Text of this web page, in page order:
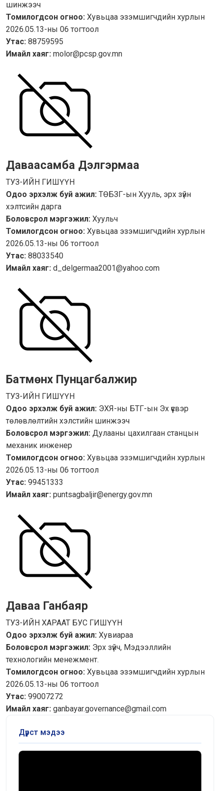
шинжээч
Томилогдсон огноо: Хувьцаа эзэмшигчдийн хурлын
2026.05.13-ны 06 тогтоол
Утас: 88759595
Имайл хаяг: molor@pcsp.gov.mn
Даваасамба Дэлгэрмаа
ТУЗ-ИЙН ГИШҮҮН
Одоо эрхэлж буй ажил: ТӨБЗГ-ын Хууль, эрх зүйн
хэлтсийн дарга
Боловсрол мэргэжил: Хуульч
Томилогдсон огноо: Хувьцаа эзэмшигчдийн хурлын
2026.05.13-ны 06 тогтоол
Утас: 88033540
Имайл хаяг: d_delgermaa2001@yahoo.com
Батмөнх Пунцагбалжир
ТУЗ-ИЙН ГИШҮҮН
Одоо эрхэлж буй ажил: ЭХЯ-ны БТГ-ын Эх үүсвэр
төлөвлөлтийн хэлстийн шинжээч
Боловсрол мэргэжил: Дулааны цахилгаан станцын
механик инженер
Томилогдсон огноо: Хувьцаа эзэмшигчдийн хурлын
2026.05.13-ны 06 тогтоол
Утас: 99451333
Имайл хаяг: puntsagbaljir@energy.gov.mn
Даваа Ганбаяр
ТУЗ-ИЙН ХАРААТ БУС ГИШҮҮН
Одоо эрхэлж буй ажил: Хувиараа
Боловсрол мэргэжил: Эрх зүйч, Мэдээллийн
технологийн менежмент.
Томилогдсон огноо: Хувьцаа эзэмшигчдийн хурлын
2026.05.13-ны 06 тогтоол
Утас: 99007272
Имайл хаяг: ganbayar.governance@gmail.com
Дүрст мэдээ